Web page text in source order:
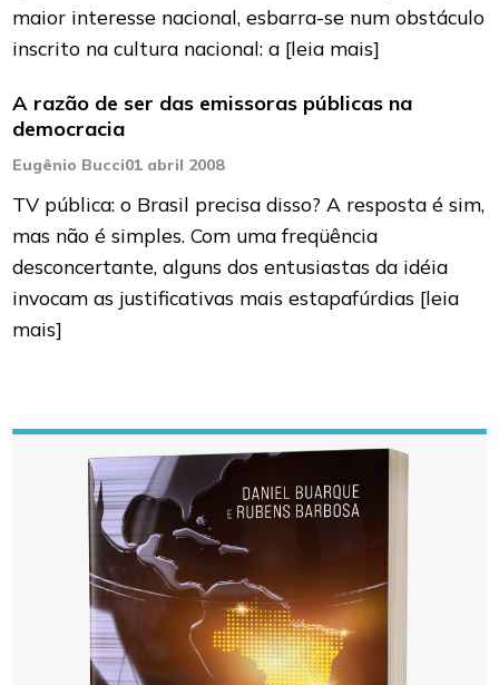
maior interesse nacional, esbarra-se num obstáculo
inscrito na cultura nacional: a [leia mais]
A razão de ser das emissoras públicas na
democracia
Eugênio Bucci01 abril 2008
TV pública: o Brasil precisa disso? A resposta é sim,
mas não é simples. Com uma freqüência
desconcertante, alguns dos entusiastas da idéia
invocam as justificativas mais estapafúrdias [leia
mais]